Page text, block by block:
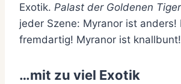
Exotik. Palast der Goldenen Tiger
jeder Szene: Myranor ist anders!
fremdartig! Myranor ist knallbunt!
…mit zu viel Exotik